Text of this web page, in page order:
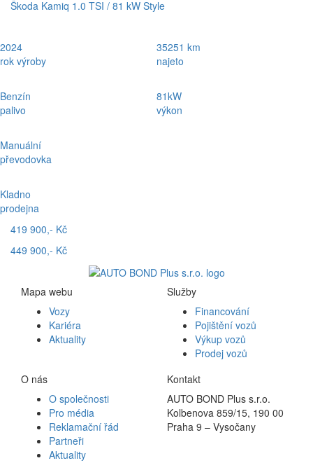
Škoda Kamiq 1.0 TSI / 81 kW Style
2024
rok výroby
Benzín
palivo
Manuální
převodovka
Kladno
prodejna
35251 km
najeto
81kW
výkon
419 900,- Kč
449 900,- Kč
Mapa webu
Vozy
Kariéra
Aktuality
Služby
Financování
Pojištění vozů
Výkup vozů
Prodej vozů
O nás
O společnosti
Pro média
Reklamační řád
Partneři
Aktuality
Kontakt
AUTO BOND Plus s.r.o.
Kolbenova 859/15, 190 00
Praha 9 – Vysočany